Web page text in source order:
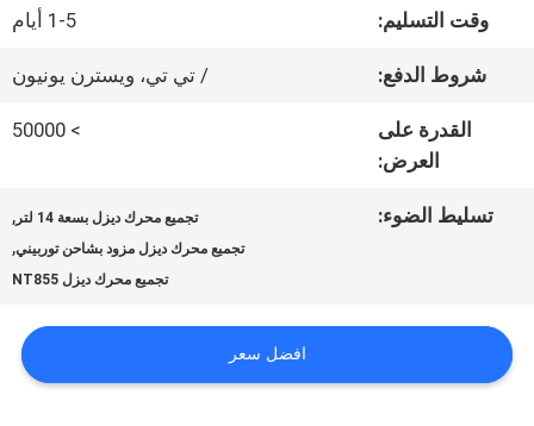
المعمل
رقابة
وقت التسليم: 1-5 أيام
شروط الدفع: / تي تي، ويسترن يونيون
القدرة على
العرض:
> 50000
تسليط الضوء: تجميع محرك ديزل بسعة 14 لتر ,
تجميع محرك ديزل مزود بشاحن توربيني,
تجميع محرك ديزل NT855
افضل سعر